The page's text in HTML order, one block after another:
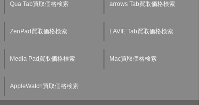
Qua Tab買取価格検索 arrows Tab買取価格検索
ZenPad買取価格検索 LAVIE Tab買取価格検索
Media Pad買取価格検索 Mac買取価格検索
AppleWatch買取価格検索